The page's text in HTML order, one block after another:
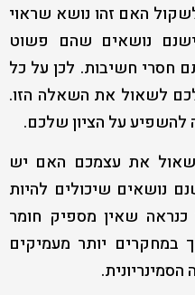
האם זהו נושא שראוי
נושאים שהם פשוט
חסרי חשיבות. לכן על כל
לשאול את השאלה הזו.
להשפיע על הציון שלכם.
את עצמכם האם יש
נושאים שיכולים להיות
כנראה שאין מספיק חומר
במחקרים יותר מעמיקים